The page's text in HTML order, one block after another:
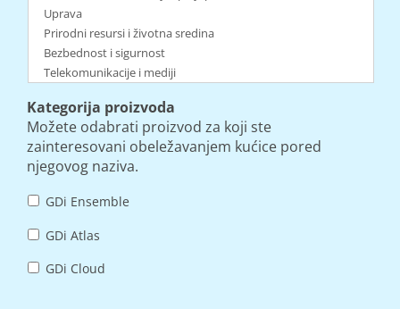
Kategorija proizvoda
Možete odabrati proizvod za koji ste
zainteresovani obeležavanjem kućice pored
njegovog naziva.
GDi Ensemble
GDi Atlas
GDi Cloud